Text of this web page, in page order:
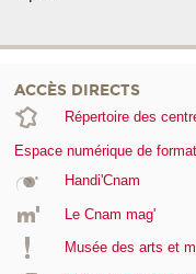
ACCÈS DIRECTS
Répertoire des
Espace numérique de
Handi'Cnam
Le Cnam mag'
Musée des arts et